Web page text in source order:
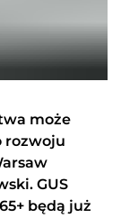
może
rozwoju
GUS
będą już